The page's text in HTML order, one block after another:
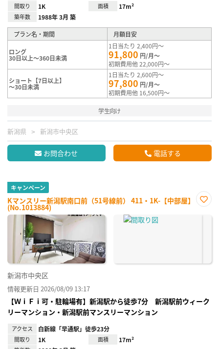
間取り 1K 面積 17m²
築年数 1988年 3月 築
プラン名・期間 月額目安
ロング
30日以上～360日未満
1日当たり 2,400円～
91,800 円/月～
初期費用他 22,000円～
ショート【7日以上】
～30日未満
1日当たり 2,600円～
97,800 円/月～
初期費用他 16,500円～
学生向け
新潟県 新潟市中央区
お問合わせ 電話する
キャンペーン
Kマンスリー新潟駅南口前（51号線前） 411・1K-【中部屋】
(No.1013884)
に入
新潟市中央区
情報更新日 2026/08/09 13:17
【ＷｉＦｉ可・駐輪場有】新潟駅から徒歩7分 新潟駅前ウィーク
リーマンション・新潟駅前マンスリーマンション
アクセス 白新線「早通駅」徒歩23分
間取り 1K 面積 17m²